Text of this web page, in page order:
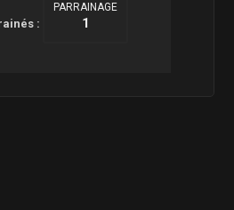
:
PARRAINAGE
1